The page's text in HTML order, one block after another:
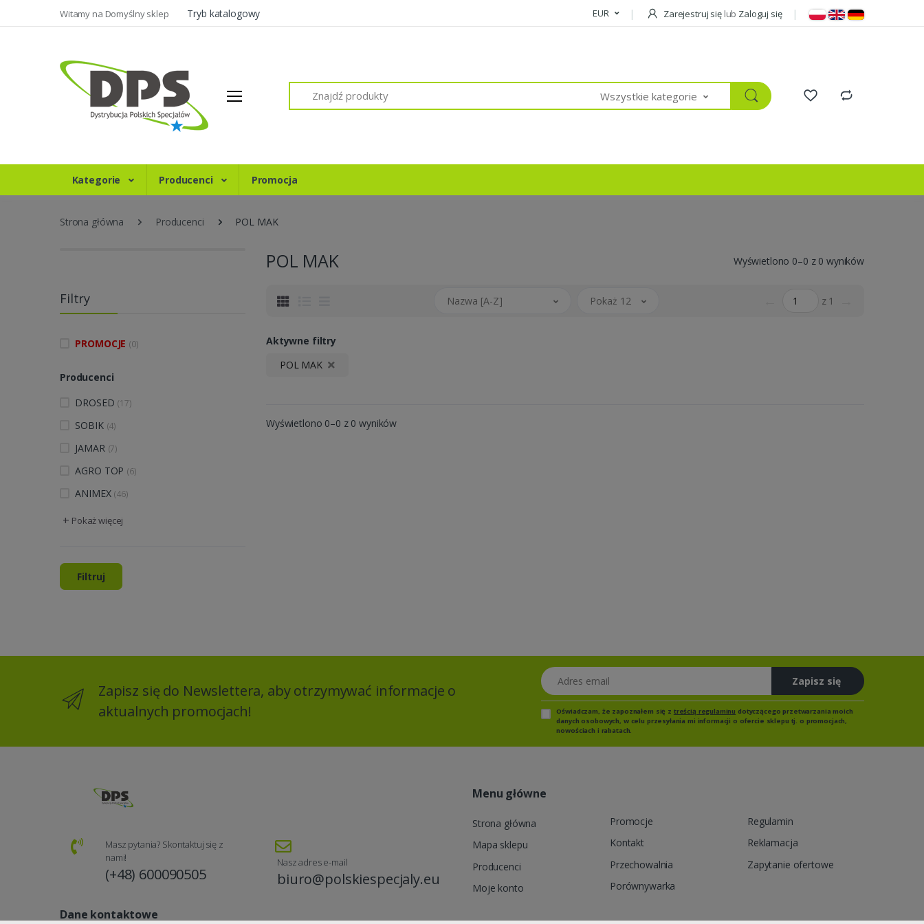
Witamy na Domyślny sklep Tryb katalogowy EUR Zarejestruj się lub Zaloguj się
Wszystkie kategorie
Kategorie Producenci Promocja
Strona główna Producenci POL MAK
Filtry
PROMOCJE (0)
Producenci
DROSED (17)
SOBIK (4)
JAMAR (7)
AGRO TOP (6)
ANIMEX (46)
+ Pokaż więcej
Filtruj
POL MAK Wyświetlono 0–0 z 0 wyników
Nazwa [A-Z] Pokaż 12 z 1
Aktywne filtry
POL MAK
Wyświetlono 0–0 z 0 wyników
Zapisz się do Newslettera, aby otrzymywać informacje o
aktualnych promocjach!
Adres email
Zapisz się
Oświadczam, że zapoznałem się z treścią regulaminu dotyczącego przetwarzania moich
danych osobowych, w celu przesyłania mi informacji o ofercie sklepu tj. o promocjach,
nowościach i rabatach.
Masz pytania? Skontaktuj się z
nami!
(+48) 600090505
Nasz adres e-mail
biuro@polskiespecjaly.eu
Dane kontaktowe
Menu główne
Strona główna
Mapa sklepu
Producenci
Moje konto
Promocje
Kontakt
Przechowalnia
Porównywarka
Regulamin
Reklamacja
Zapytanie ofertowe